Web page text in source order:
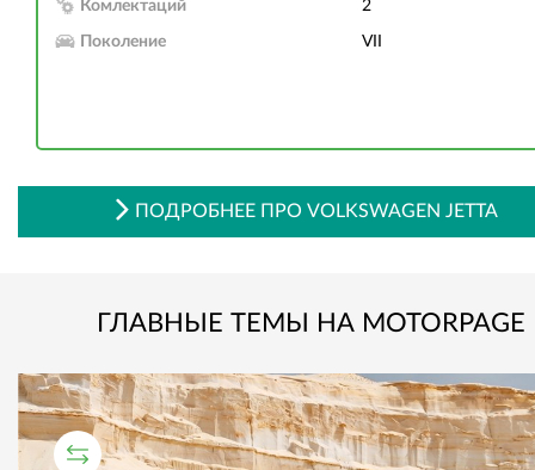
Комлектаций 2
Поколение VII
ПОДРОБНЕЕ ПРО VOLKSWAGEN JETTA
ГЛАВНЫЕ ТЕМЫ НА MOTORPAGE
СРАВНИТЕЛЬНЫЙ ТЕСТ